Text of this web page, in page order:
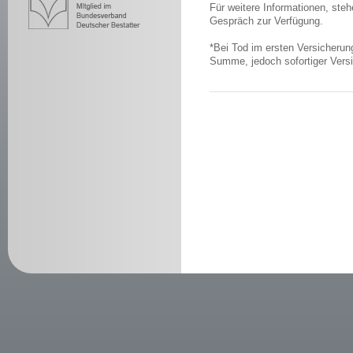
Für weitere Informationen,
Gespräch zur Verfügung.
*Bei Tod im ersten
Summe, jedoch sofortiger